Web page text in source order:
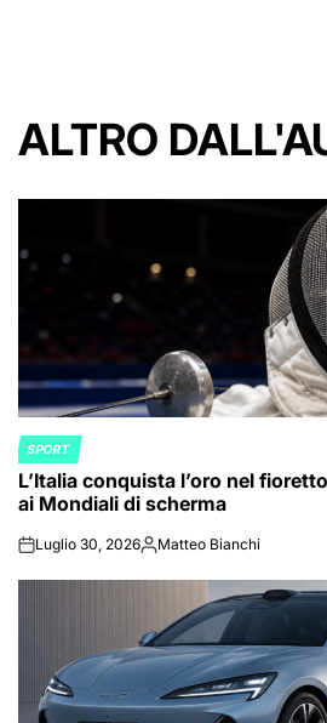
ALTRO
POSTED
IN
SPORT
L’Italia conquista l’oro nel
ai Mondiali di scherma
onLuglio 30, 2026Posted
Matteo Bianchi